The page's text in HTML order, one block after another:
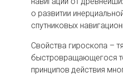
о развитии
спутниковых
Свойства гироскопа –
быстровращающегося
принципов действия